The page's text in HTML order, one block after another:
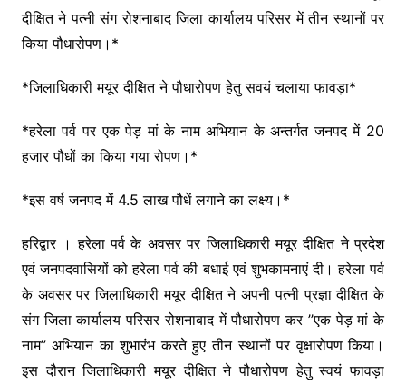
e
b
o
k
er l
s
p
p
y
n
gr
m
दीक्षित ने पत्नी संग रोशनाबाद जिला कार्यालय परिसर में तीन स्थानों पर
किया पौधारोपण।*
*जिलाधिकारी मयूर दीक्षित ने पौधारोपण हेतु सवयं चलाया फावड़ा*
*हरेला पर्व पर एक पेड़ मां के नाम अभियान के अन्तर्गत जनपद में 20
हजार पौधों का किया गया रोपण।*
*इस वर्ष जनपद में 4.5 लाख पौधें लगाने का लक्ष्य।*
हरिद्वार । हरेला पर्व के अवसर पर जिलाधिकारी मयूर दीक्षित ने प्रदेश
एवं जनपदवासियों को हरेला पर्व की बधाई एवं शुभकामनाएं दी। हरेला पर्व
के अवसर पर जिलाधिकारी मयूर दीक्षित ने अपनी पत्नी प्रज्ञा दीक्षित के
संग जिला कार्यालय परिसर रोशनाबाद में पौधारोपण कर ’’एक पेड़ मां के
नाम’’ अभियान का शुभारंभ करते हुए तीन स्थानों पर वृक्षारोपण किया।
इस दौरान जिलाधिकारी मयूर दीक्षित ने पौधारोपण हेतु स्वयं फावड़ा